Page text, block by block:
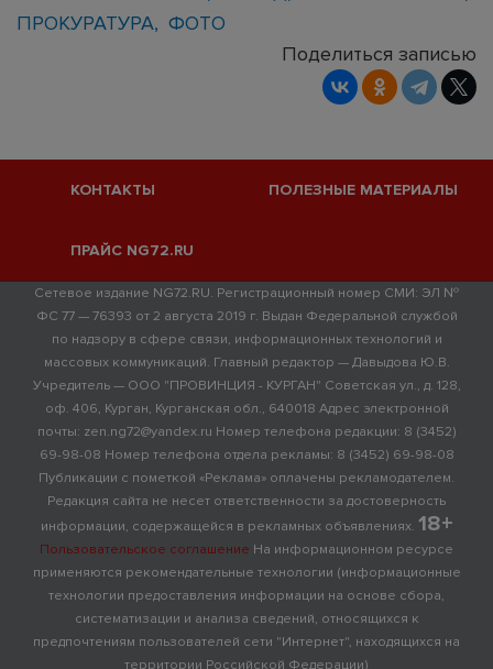
ПРОКУРАТУРА ФОТО
Поделиться записью
КОНТАКТЫ ПОЛЕЗНЫЕ МАТЕРИАЛЫ
ПРАЙС NG72.RU
Сетевое издание NG72.RU. Регистрационный номер СМИ: ЭЛ №
ФС 77 — 76393 от 2 августа 2019 г. Выдан Федеральной службой
по надзору в сфере связи, информационных технологий и
массовых коммуникаций. Главный редактор — Давыдова Ю.В.
Учредитель — ООО "ПРОВИНЦИЯ - КУРГАН" Советская ул., д. 128,
оф. 406, Курган, Курганская обл., 640018 Адрес электронной
почты: zen.ng72@yandex.ru Номер телефона редакции: 8 (3452)
69-98-08 Номер телефона отдела рекламы: 8 (3452) 69-98-08
Публикации с пометкой «Реклама» оплачены рекламодателем.
Редакция сайта не несет ответственности за достоверность
информации, содержащейся в рекламных объявлениях. 18+
Пользовательское соглашение На информационном ресурсе
применяются рекомендательные технологии (информационные
технологии предоставления информации на основе сбора,
систематизации и анализа сведений, относящихся к
предпочтениям пользователей сети "Интернет", находящихся на
территории Российской Федерации)